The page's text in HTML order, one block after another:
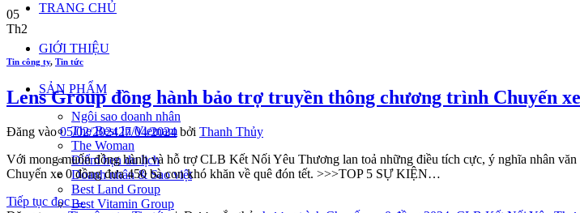
TRANG CHỦ
GIỚI THIỆU
SẢN PHẨM
Ngôi sao doanh nhân
The Best In Vietnam
The Woman
Điểm hẹn du lịch
Doanh nhân & Sao việt
Best Land Group
Best Vitamin Group
05
Th2
Tin công ty, Tin tức
Lens Group đồng hành bảo trợ truyền thông chương trình Chuyến
Đăng vào05/02/202427/04/2024 bởi Thanh Thủy
Với mong muốn đồng hành và hỗ trợ CLB Kết Nối Yêu Thương lan toả những điều tích cực, ý nghĩa nhân
Chuyến xe 0 đồng đưa 450 bà con khó khăn về quê đón tết. >>>TOP 5 SỰ KIỆN…
Tiếp tục đọc→